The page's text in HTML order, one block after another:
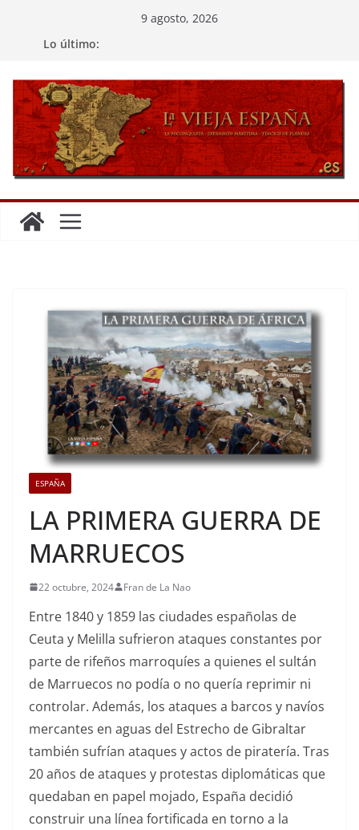
9 agosto, 2026
Lo último:
ESPAÑA
LA PRIMERA GUERRA DE
MARRUECOS
22 octubre, 2024 Fran de La Nao
Entre 1840 y 1859 las ciudades españolas de
Ceuta y Melilla sufrieron ataques constantes por
parte de rifeños marroquíes a quienes el sultán
de Marruecos no podía o no quería reprimir ni
controlar. Además, los ataques a barcos y navíos
mercantes en aguas del Estrecho de Gibraltar
también sufrían ataques y actos de piratería. Tras
20 años de ataques y protestas diplomáticas que
quedaban en papel mojado, España decidió
construir una línea fortificada en torno a la